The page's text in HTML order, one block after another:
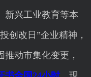
新兴工业教育等本
创改日”企业精神，
动市集化变更，